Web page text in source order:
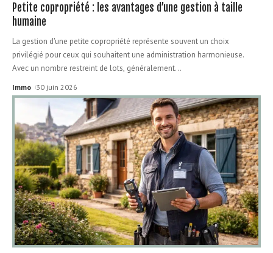
Petite copropriété : les avantages d’une gestion à taille
humaine
La gestion d'une petite copropriété représente souvent un choix
privilégié pour ceux qui souhaitent une administration harmonieuse.
Avec un nombre restreint de lots, généralement…
Immo 30 juin 2026